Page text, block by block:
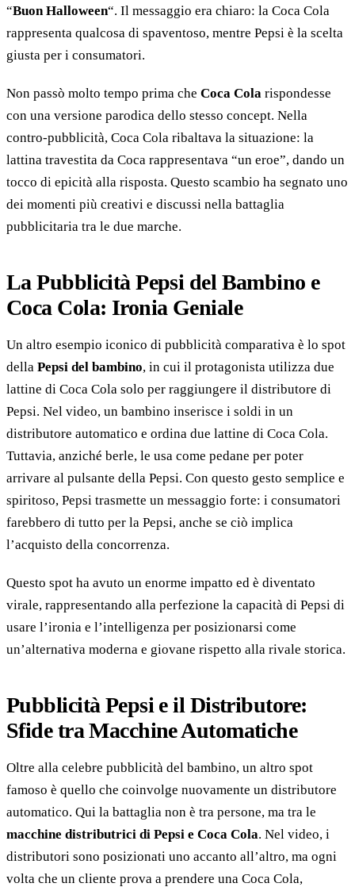
“Buon Halloween“. Il messaggio era chiaro: la Coca Cola
rappresenta qualcosa di spaventoso, mentre Pepsi è la scelta
giusta per i consumatori.
Non passò molto tempo prima che Coca Cola rispondesse
con una versione parodica dello stesso concept. Nella
contro-pubblicità, Coca Cola ribaltava la situazione: la
lattina travestita da Coca rappresentava “un eroe”, dando un
tocco di epicità alla risposta. Questo scambio ha segnato uno
dei momenti più creativi e discussi nella battaglia
pubblicitaria tra le due marche.
La Pubblicità Pepsi del Bambino e
Coca Cola: Ironia Geniale
Un altro esempio iconico di pubblicità comparativa è lo spot
della Pepsi del bambino, in cui il protagonista utilizza due
lattine di Coca Cola solo per raggiungere il distributore di
Pepsi. Nel video, un bambino inserisce i soldi in un
distributore automatico e ordina due lattine di Coca Cola.
Tuttavia, anziché berle, le usa come pedane per poter
arrivare al pulsante della Pepsi. Con questo gesto semplice e
spiritoso, Pepsi trasmette un messaggio forte: i consumatori
farebbero di tutto per la Pepsi, anche se ciò implica
l’acquisto della concorrenza.
Questo spot ha avuto un enorme impatto ed è diventato
virale, rappresentando alla perfezione la capacità di Pepsi di
usare l’ironia e l’intelligenza per posizionarsi come
un’alternativa moderna e giovane rispetto alla rivale storica.
Pubblicità Pepsi e il Distributore:
Sfide tra Macchine Automatiche
Oltre alla celebre pubblicità del bambino, un altro spot
famoso è quello che coinvolge nuovamente un distributore
automatico. Qui la battaglia non è tra persone, ma tra le
macchine distributrici di Pepsi e Coca Cola. Nel video, i
distributori sono posizionati uno accanto all’altro, ma ogni
volta che un cliente prova a prendere una Coca Cola,